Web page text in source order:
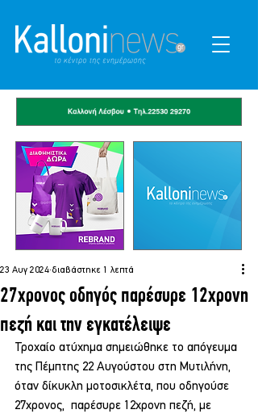
27χρονος οδηγός παρέσυρε 12χρονη
πεζή και την εγκατέλειψε
23 Αυγ 2024 διαβάστηκε 1 λεπτά
Τροχαίο ατύχημα σημειώθηκε το απόγευμα
της Πέμπτης 22 Αυγούστου στη Μυτιλήνη,
όταν δίκυκλη μοτοσικλέτα, που οδηγούσε
27χρονος,  παρέσυρε 12χρονη πεζή, με